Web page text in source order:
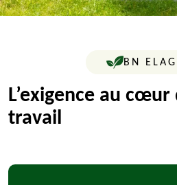
BN
L’exigence au
travail